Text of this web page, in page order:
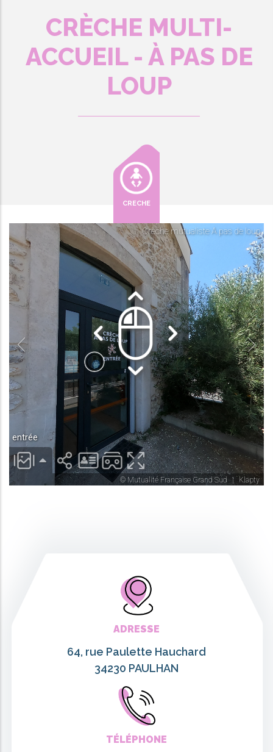
CRÈCHE MULTI-
ACCUEIL - À PAS DE
LOUP
CRECHE
ADRESSE
64, rue Paulette Hauchard
34230 PAULHAN
TÉLÉPHONE